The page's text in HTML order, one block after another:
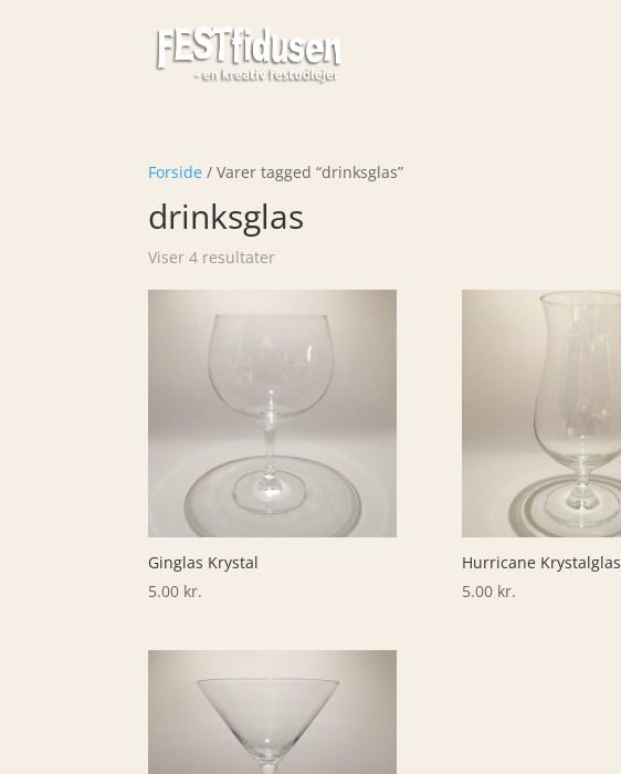
Forside / Varer tagged “drinksglas”
drinksglas
Viser 4 resultater
Ginglas Krystal
5.00 kr.
Hurricane Krystalglas
5.00 kr.